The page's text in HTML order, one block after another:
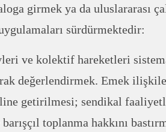
girmek ya da uluslararası
sürdürmektedir:
ve kolektif hareketleri
değerlendirmek. Emek
getirilmesi; sendikal
toplanma hakkını